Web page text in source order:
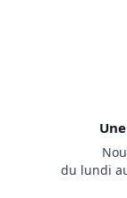
du lundi